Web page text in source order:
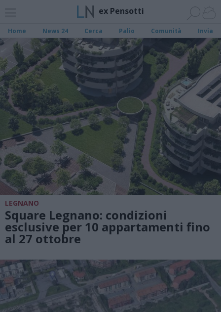
ex Pensotti
Home News 24 Cerca Palio Comunità Invia
LEGNANO
Square Legnano: condizioni
esclusive per 10 appartamenti fino
al 27 ottobre